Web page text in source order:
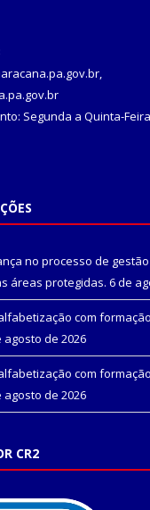
Segunda a Quinta-
no processo de
áreas protegidas. 6 de
com
agosto de 2026
com
agosto de 2026
CR2